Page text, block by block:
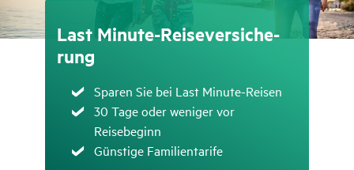
Last Minute-Reise­ver­si­che­
rung
Zutreffend
Sparen Sie bei Last Minute-Reisen
Zutreffend
30 Tage oder weniger vor
Reisebeginn
Zutreffend
Günstige Familientarife